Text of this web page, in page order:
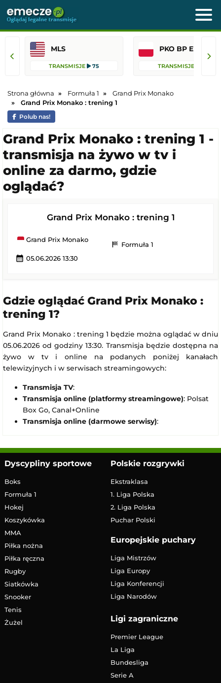
MLS
TRANSMISJE 75 TRANSMISJE
Strona główna Formuła 1
Grand Prix Monako
Grand Prix Monako : trening 1
Polub nas!
Grand Prix Monako : trening 1 -
transmisja na żywo w tv i
online za darmo, gdzie
oglądać?
Grand Prix Monako : trening 1
Grand Prix Monako
sports_score Formuła 1
calendar_month 05.06.2026 13:30
Gdzie oglądać Grand Prix Monako :
trening 1?
Grand Prix Monako : trening 1 będzie można oglądać w dniu
05.06.2026 od godziny 13:30. Transmisja będzie dostępna na
żywo w tv i online na podanych poniżej kanałach
telewizyjnych i w serwisach streamingowych:
Transmisja TV:
Transmisja online (platformy streamingowe): Polsat
Box Go, Canal+Online
Transmisja online (darmowe serwisy):
Dyscypliny sportowe
Boks
Formuła 1
Hokej
Koszykówka
MMA
Piłka nożna
Piłka ręczna
Rugby
Siatkówka
Snooker
Tenis
Żużel
Polskie rozgrywki
Ekstraklasa
1. Liga Polska
2. Liga Polska
Puchar Polski
Europejskie puchary
Liga Mistrzów
Liga Europy
Liga Konferencji
Liga Narodów
Ligi zagraniczne
Premier League
La Liga
Bundesliga
Serie A